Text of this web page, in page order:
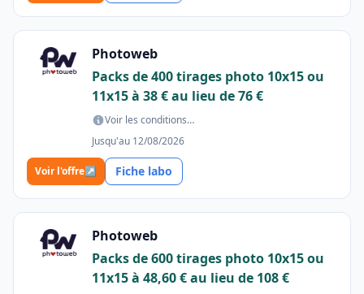
Photoweb
Packs de 400 tirages photo 10x15 ou
11x15 à 38 € au lieu de 76 €
Voir les conditions…
Jusqu'au 12/08/2026
Voir l'offre↗ Fiche labo
Photoweb
Packs de 600 tirages photo 10x15 ou
11x15 à 48,60 € au lieu de 108 €